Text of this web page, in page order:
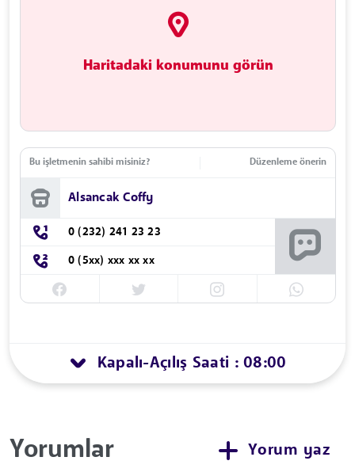
Haritadaki konumunu görün
Bu işletmenin sahibi misiniz? Düzenleme önerin
Alsancak Coffy
0 (232) 241 23 23
0 (5xx) xxx xx xx
Kapalı-Açılış Saati : 08:00
Yorumlar Yorum yaz